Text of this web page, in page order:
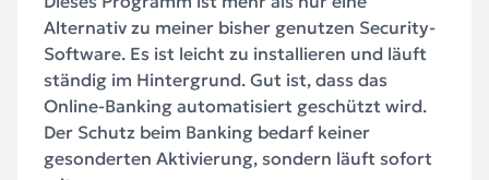
Alternativ zu meiner bisher genutzen Security-
Software. Es ist leicht zu installieren und läuft
ständig im Hintergrund. Gut ist, dass das
Online-Banking automatisiert geschützt wird.
Der Schutz beim Banking bedarf keiner
gesonderten Aktivierung, sondern läuft sofort